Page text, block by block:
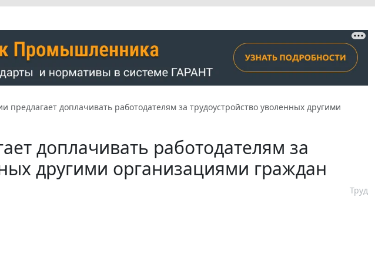
предлагает доплачивать работодателям за трудоустройство уволенных другими
доплачивать работодателям за
другими организациями граждан
Труд